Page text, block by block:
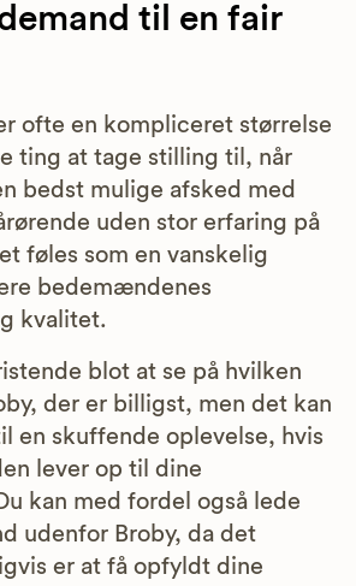
til en fair
ofte en kompliceret størrelse
ting at tage stilling til, når
bedst mulige afsked med
uden stor erfaring på
føles som en vanskelig
bedemændenes
kvalitet.
blot at se på hvilken
der er billigst, men det kan
en skuffende oplevelse, hvis
lever op til dine
kan med fordel også lede
udenfor Broby, da det
er at få opfyldt dine